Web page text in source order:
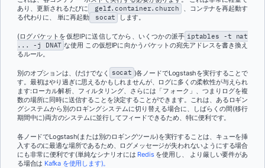
あり、更新されるたびに
gelf.container.church
、コンテナを再起動す
る代わりに、 単に再起動
socat します。
(ログパケットを仮想IPに送信してから、いくつかの派手 iptables -t nat
... -j DNAT な使用 この仮想IPに向かうパケットの宛先アドレスを書き換え
るルール。
別のオプションは、(だけでなく socat )各ノードでLogstashを実行することで
す。最初はやり過ぎに思えるかもしれませんが、ログに多くの柔軟性が与えられ
ます:ローカル解析、フィルタリング、さらには「フォーク」、つまりログを複
数の場所に同時に送信することを決定することができます。これは、あるロギン
グシステムから別のロギングシステムに切り替える場合に、しばらくの間(移行
期間中に)両方のシステムに並行してフィードできるため、特に便利です。
各ノードでLogstash(または別のロギングツール)を実行することは、キューを挿
入するのに最適な場所であるため、ログメッセージが失われないようにする場合
にも非常に便利です(単純なシナリオには Redisを使用し、
より厳しい要件があ
る場合は Kafka を使用します)。